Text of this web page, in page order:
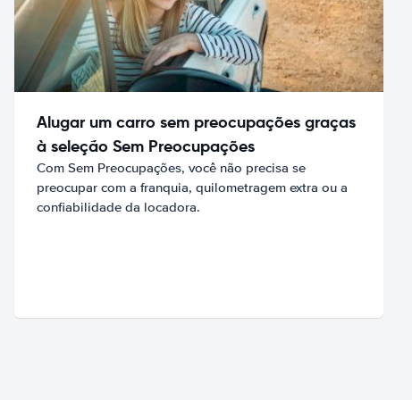
Alugar um carro sem preocupações graças
à seleção Sem Preocupações
Com Sem Preocupações, você não precisa se
preocupar com a franquia, quilometragem extra ou a
confiabilidade da locadora.